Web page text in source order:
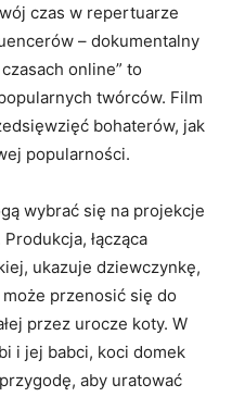
czas w repertuarze
– dokumentalny
online” to
twórców. Film
bohaterów, jak
popularności.
wybrać się na projekcje
łącząca
ukazuje dziewczynkę,
przenosić się do
przez urocze koty. W
i jej babci, koci domek
aby uratować